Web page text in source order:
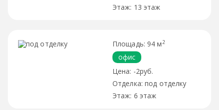
13 этаж
94 м 2
офис
-2руб.
под отделку
6 этаж